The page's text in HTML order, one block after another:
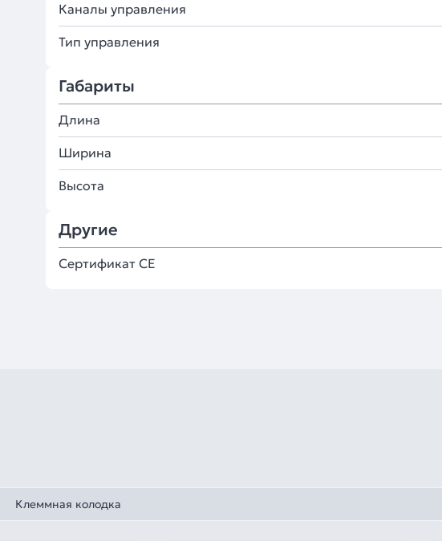
Каналы управления
Тип управления
Габариты
Длина
Ширина
Высота
Другие
Сертификат CE
Клеммная колодка